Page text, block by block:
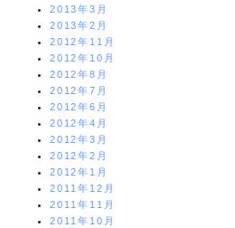
2013年3月
2013年2月
2012年11月
2012年10月
2012年8月
2012年7月
2012年6月
2012年4月
2012年3月
2012年2月
2012年1月
2011年12月
2011年11月
2011年10月